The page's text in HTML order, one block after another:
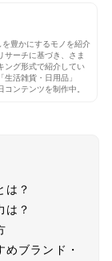
豊かにするモノを紹介
サーチに基づき、さま
ング形式で紹介してい
活雑貨・日用品」
コンテンツを制作中。
は？
は？
ブランド・